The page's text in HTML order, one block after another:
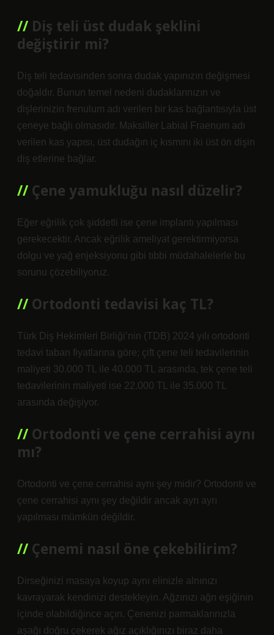
Diş teli üst dudak şeklini
değiştirir mi?
Diş teli tedavisinden sonra dudak yapınızın değişmesi
doğaldır. Bunun temel nedeni dudaklarınızın ve
dişlerinizin frenulum adı verilen bir kas bağlantısıyla üst
çeneye bağlı olmasıdır. Maksiller Labial Fraenum adı
verilen kas yapısı, üst dudağın iç kısmını iki üst ön dişin
diş etlerine bağlar.
Çene yamukluğu nasıl düzelir?
Eğer eğrilik çok şiddetli ise çene implantı yapılması
gerekecektir. Ancak eğrilik ameliyat gerektirmiyorsa
dolgu ve yağ enjeksiyonu gibi tıbbi müdahalelerle bu
sorunu çözebiliyoruz.
Ortodonti tedavisi kaç TL?
Türk Diş Hekimleri Birliği’nin (TDB) 2024 yılı ortodonti
tedavi taban fiyatlarına göre; çift çene teli tedavilerinin
maliyeti 30.000 TL ile 40.000 TL arasında, tek çene teli
tedavilerinin maliyeti ise 22.000 TL ile 35.000 TL
arasında değişiyor.
Ortodonti ve çene cerrahisi aynı
mı?
Ortodonti ve çene cerrahisi aynı şey midir? Ortodonti ve
çene cerrahisi aynı şey değildir ancak ayrı ayrı
yapılması mümkün değildir.
Çenemi nasıl öne çekebilirim?
Dirseğinizi masaya koyup aynı elinizle alnınızı
kavrayarak kendinizi destekleyin. Ağzınızı ağrı eşiğinin
içinde olabildiğince açın. Çenenizi parmaklarınızla
aşağı doğru çekerek ağız açıklığınızı biraz daha